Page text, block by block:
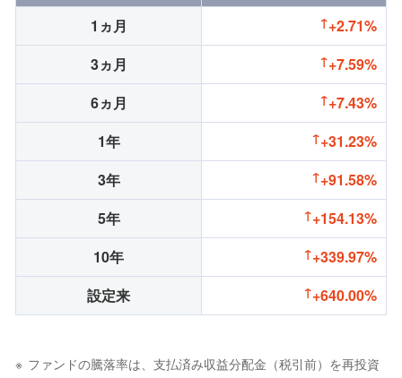
1ヵ月
+2.71%
3ヵ月
+7.59%
6ヵ月
+7.43%
1年
+31.23%
3年
+91.58%
5年
+154.13%
10年
+339.97%
設定来
+640.00%
ファンドの騰落率は、支払済み収益分配金（税引前）を再投資